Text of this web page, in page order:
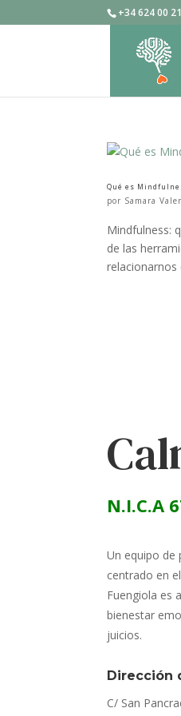
+34 624 00
Qué es
por Samara
Mindfulness:
de las
relacionarnos
N.I.C.A
Un equipo de
centrado en
Fuengiola es
bienestar
juicios.
Dirección
C/ San